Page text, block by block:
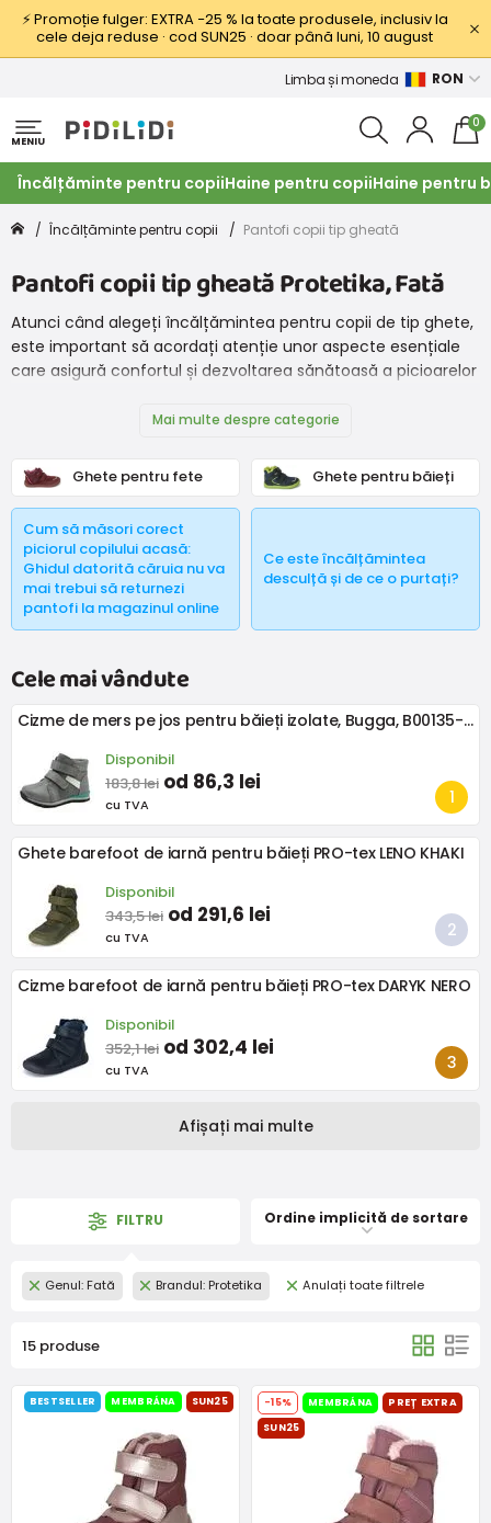
⚡ Promoție fulger: EXTRA −25 % la toate produsele, inclusiv la
cele deja reduse · cod SUN25 · doar până luni, 10 august
Limba și moneda RON
MENIU
0
Încălțăminte pentru copiiHaine pentru copiiHaine pentru
Încălțăminte pentru copii Pantofi copii tip gheată
Pantofi copii tip gheată Protetika, Fată
Atunci când alegeți încălțămintea pentru copii de tip ghete,
este important să acordați atenție unor aspecte esențiale
care asigură confortul și dezvoltarea sănătoasă a picioarelor
procesul de selecție:Mai multe despre categorie
Ghete pentru fete Ghete pentru băieți
Cum să măsori corect
piciorul copilului acasă:
Ghidul datorită căruia nu va
mai trebui să returnezi
pantofi la magazinul online
Ce este încălțămintea
desculță și de ce o purtați?
Cele mai vândute
Cizme de mers pe jos pentru băieți izolate, Bugga, B00135-09, gri
Disponibil
183,8 lei od 86,3 lei
cu TVA
Ghete barefoot de iarnă pentru băieți PRO-tex LENO KHAKI
Disponibil
343,5 lei od 291,6 lei
cu TVA
Cizme barefoot de iarnă pentru băieți PRO-tex DARYK NERO
Disponibil
352,1 lei od 302,4 lei
cu TVA
Afișați mai multe
FILTRU Ordine implicită de sortare
Genul: Fată Brandul: Protetika Anulați toate filtrele
15 produse
BESTSELLER MEMBRÁNA SUN25 -15% MEMBRÁNA
PREȚ EXTRA
SUN25